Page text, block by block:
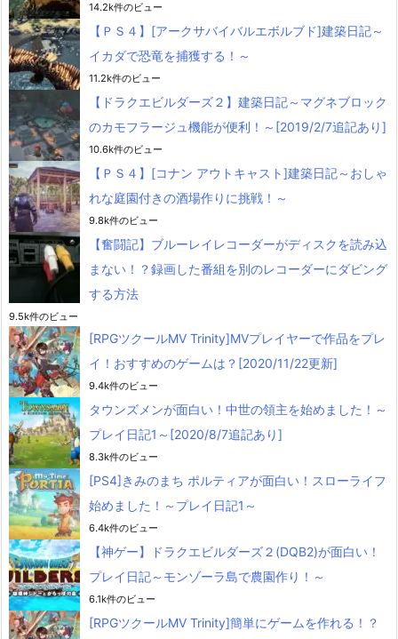
14.2k件のビュー
【ＰＳ４】[アークサバイバルエボルブド]建築日記～
イカダで恐竜を捕獲する！～
11.2k件のビュー
【ドラクエビルダーズ２】建築日記～マグネブロック
のカモフラージュ機能が便利！～[2019/2/7追記あり]
10.6k件のビュー
【ＰＳ４】[コナン アウトキャスト]建築日記～おしゃ
れな庭園付きの酒場作りに挑戦！～
9.8k件のビュー
【奮闘記】ブルーレイレコーダーがディスクを読み込
まない！？録画した番組を別のレコーダーにダビング
する方法
9.5k件のビュー
[RPGツクールMV Trinity]MVプレイヤーで作品をプレ
イ！おすすめのゲームは？[2020/11/22更新]
9.4k件のビュー
タウンズメンが面白い！中世の領主を始めました！～
プレイ日記1～[2020/8/7追記あり]
8.3k件のビュー
[PS4]きみのまち ポルティアが面白い！スローライフ
始めました！～プレイ日記1～
6.4k件のビュー
【神ゲー】ドラクエビルダーズ２(DQB2)が面白い！
プレイ日記～モンゾーラ島で農園作り！～
6.1k件のビュー
[RPGツクールMV Trinity]簡単にゲームを作れる！？